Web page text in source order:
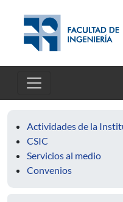
Actividades de la
CSIC
Servicios al medio
Convenios